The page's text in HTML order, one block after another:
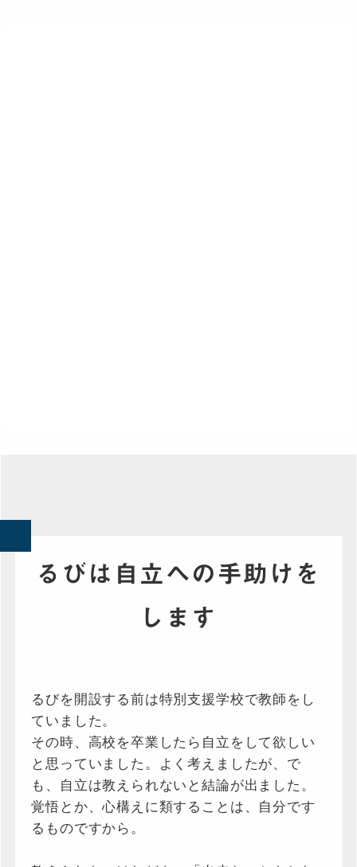
るびは自立への手助けを
します
るびを開設する前は特別支援学校で教師をし
ていました。
その時、高校を卒業したら自立をして欲しい
と思っていました。よく考えましたが、で
も、自立は教えられないと結論が出ました。
覚悟とか、心構えに類することは、自分です
るものですから。